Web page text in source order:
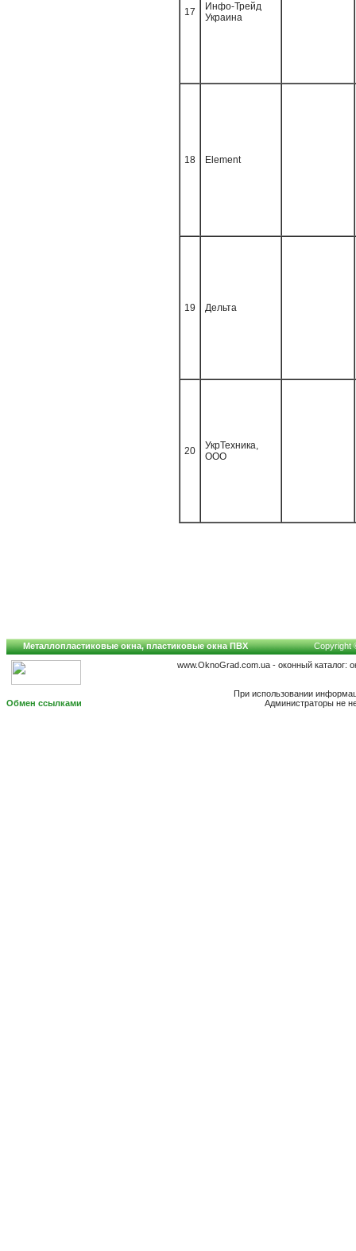
17
Инфо-Трейд
Украина
18 Element
19 Дельта
20
УкрТехника,
ООО
Металлопластиковые окна, пластиковые окна ПВХ
Copyright
www.OknoGrad.com.ua - оконный
При использовании
Администраторы не
Обмен ссылками